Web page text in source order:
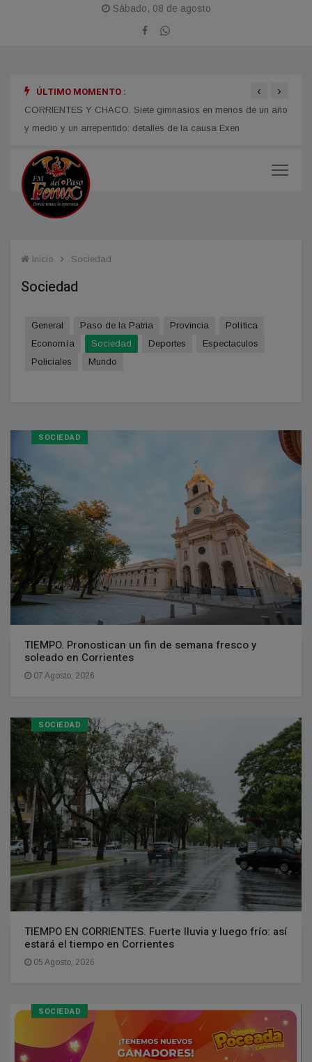
Sábado, 08 de agosto
ÚLTIMO MOMENTO :
y medio y un arrepentido: detalles de la causa Exen
Juan Pablo Valdés impulsará una tarifa eléctrica diferenciada
para el Norte Grande
‹ ›
Inicio Sociedad
Sociedad
General Paso de la Patria Provincia
Política
Economía
Sociedad Deportes
Espectaculos
Policiales
Mundo
SOCIEDAD
TIEMPO. Pronostican un fin de semana fresco y
soleado en Corrientes
07 Agosto, 2026
SOCIEDAD
TIEMPO EN CORRIENTES. Fuerte lluvia y luego frío: así
estará el tiempo en Corrientes
05 Agosto, 2026
SOCIEDAD